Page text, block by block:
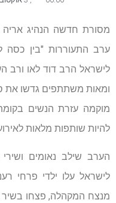
מסורת חדשה הנהיג אריה
ערב התעוררות "בין
לישראל הרב דוד לאו ורב
ומאות משתתפים גדשו את
מוקמה עזרת הנשים
להיות שותפות מלאות
הערב שילב נאומים
לישראל עלו ילדי פרחי
מנצח המקהלה, פצחו